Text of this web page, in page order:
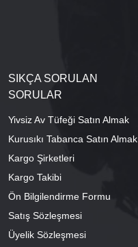
SIKÇA SORULAN
SORULAR
Yivsiz Av Tüfeği Satın Almak
Kurusıkı Tabanca Satın Almak
Kargo Şirketleri
Kargo Takibi
Ön Bilgilendirme Formu
Satış Sözleşmesi
Üyelik Sözleşmesi